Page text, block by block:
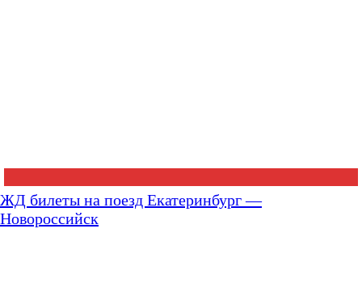
ЖД билеты на поезд Екатеринбург —
Новороссийск